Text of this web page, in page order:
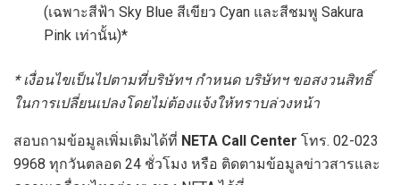
(เฉพาะสีฟ้า Sky Blue สีเขียว Cyan และสีชมพู Sakura
Pink เท่านั้น)*
*เงื่อนไขเป็นไปตามที่บริษัทฯ กำหนด บริษัทฯ ขอสงวนสิทธิ์
ในการเปลี่ยนเปลงโดยไม่ต้องแจ้งให้ทราบล่วงหน้า
สอบถามข้อมูลเพิ่มเติมได้ที่ NETA Call Center โทร. 02-023
9968 ทุกวันตลอด 24 ชั่วโมง หรือ ติดตามข้อมูลข่าวสารและ